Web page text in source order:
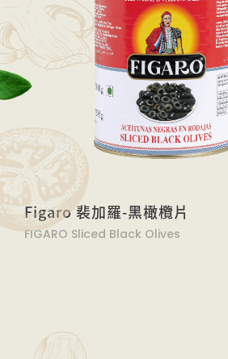
Figaro 裴加羅-黑橄欖片
FIGARO Sliced Black Olives